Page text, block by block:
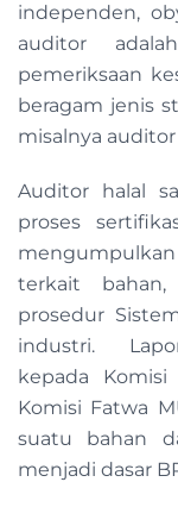
independen,
auditor
pemeriksaan
beragam jenis
misalnya auditor
Auditor halal
proses
terkait bahan,
prosedur
industri.
kepada
Komisi Fatwa
suatu bahan
menjadi dasar